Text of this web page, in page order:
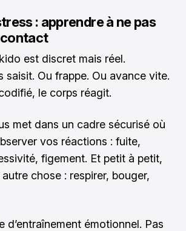
: apprendre à ne pas
contact
est discret mais réel.
saisit. Ou frappe. Ou avance vite.
le corps réagit.
met dans un cadre sécurisé où
vos réactions : fuite,
figement. Et petit à petit,
chose : respirer, bouger,
d’entraînement émotionnel. Pas